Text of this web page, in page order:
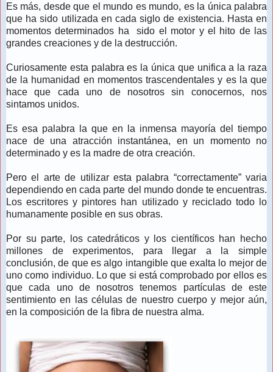
Es más, desde que el mundo es mundo, es la única palabra
que ha sido utilizada en cada siglo de existencia. Hasta en
momentos determinados ha sido el motor y el hito de las
grandes creaciones y de la destrucción.
Curiosamente esta palabra es la única que unifica a la raza
de la humanidad en momentos trascendentales y es la que
hace que cada uno de nosotros sin conocernos, nos
sintamos unidos.
Es esa palabra la que en la inmensa mayoría del tiempo
nace de una atracción instantánea, en un momento no
determinado y es la madre de otra creación.
Pero el arte de utilizar esta palabra “correctamente” varia
dependiendo en cada parte del mundo donde te encuentras.
Los escritores y pintores han utilizado y reciclado todo lo
humanamente posible en sus obras.
Por su parte, los catedráticos y los científicos han hecho
millones de experimentos, para llegar a la simple
conclusión, de que es algo intangible que exalta lo mejor de
uno como individuo. Lo que si está comprobado por ellos es
que cada uno de nosotros tenemos partículas de este
sentimiento en las células de nuestro cuerpo y mejor aún,
en la composición de la fibra de nuestra alma.